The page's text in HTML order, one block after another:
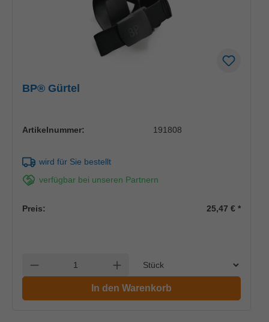
BP® Gürtel
Artikelnummer: 191808
wird für Sie bestellt
verfügbar bei unseren Partnern
Preis: 25,47 €*
Anzahl verringern Anzahl erhöhen
In den Warenkorb